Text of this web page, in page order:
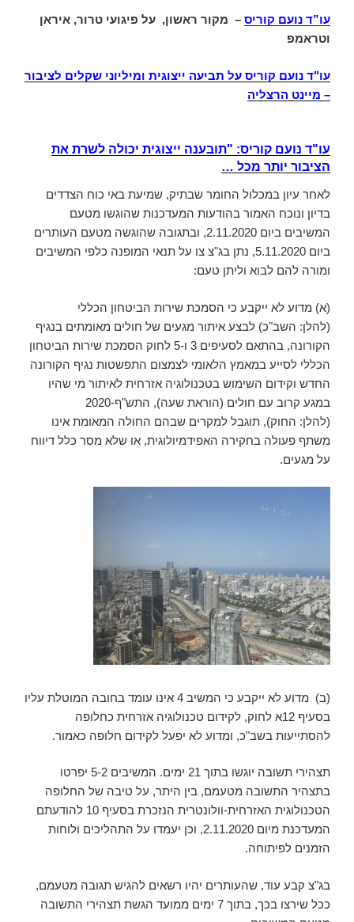
עו”ד נועם קוריס – מקור ראשון, על פיגועי טרור, איראן
וטראמפ
עו"ד נועם קוריס על תביעה ייצוגית ומיליוני שקלים לציבור
– מיינט הרצליה
עו"ד נועם קוריס: "תובענה ייצוגית יכולה לשרת את
הציבור יותר מכל …
לאחר עיון במכלול החומר שבתיק, שמיעת באי כוח הצדדים
בדיון ונוכח האמור בהודעות המעדכנות שהוגשו מטעם
המשיבים ביום 2.11.2020, ובתגובה שהוגשה מטעם העותרים
ביום 5.11.2020, נתן בג"צ צו על תנאי המופנה כלפי המשיבים
ומורה להם לבוא וליתן טעם:
(א) מדוע לא ייקבע כי הסמכת שירות הביטחון הכללי
(להלן: השב"כ) לבצע איתור מגעים של חולים מאומתים בנגיף
הקורונה, בהתאם לסעיפים 3 ו-5 לחוק הסמכת שירות הביטחון
הכללי לסייע במאמץ הלאומי לצמצום התפשטות נגיף הקורונה
החדש וקידום השימוש בטכנולוגיה אזרחית לאיתור מי שהיו
במגע קרוב עם חולים (הוראת שעה), התש"ף-2020
(להלן: החוק), תוגבל למקרים שבהם החולה המאומת אינו
משתף פעולה בחקירה האפידמיולוגית, או שלא מסר כלל דיווח
על מגעים.
(ב) מדוע לא ייקבע כי המשיב 4 אינו עומד בחובה המוטלת עליו
בסעיף 12א לחוק, לקידום טכנולוגיה אזרחית כחלופה
להסתייעות בשב"כ, ומדוע לא יפעל לקידום חלופה כאמור.
תצהירי תשובה יוגשו בתוך 21 ימים. המשיבים 5-2 יפרטו
בתצהיר התשובה מטעמם, בין היתר, על טיבה של החלופה
הטכנולוגית האזרחית-וולונטרית הנזכרת בסעיף 10 להודעתם
המעדכנת מיום 2.11.2020, וכן יעמדו על התהליכים ולוחות
הזמנים לפיתוחה.
בג"צ קבע עוד, שהעותרים יהיו רשאים להגיש תגובה מטעמם,
ככל שירצו בכך, בתוך 7 ימים ממועד הגשת תצהירי התשובה